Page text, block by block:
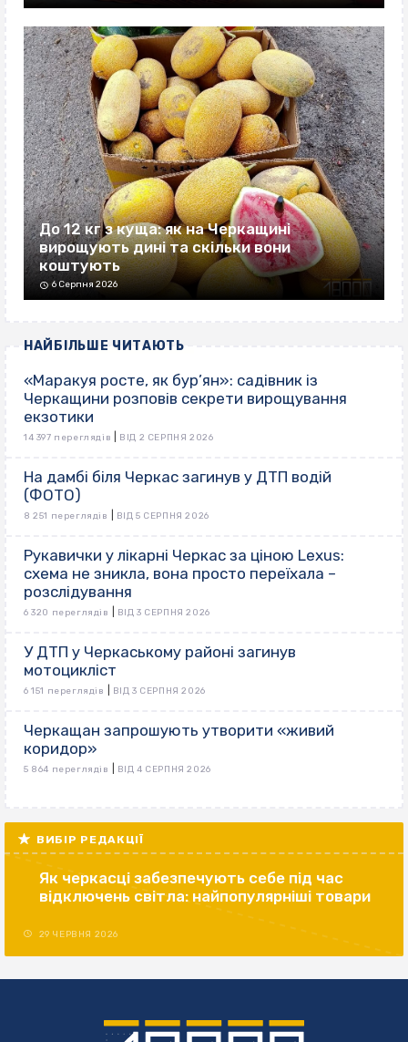
До 12 кг з куща: як на Черкащині
вирощують дині та скільки вони
коштують
6 Серпня 2026
НАЙБІЛЬШЕ ЧИТАЮТЬ
«Маракуя росте, як бур’ян»: садівник із
Черкащини розповів секрети вирощування
екзотики
14 397 переглядів ВІД 2 СЕРПНЯ 2026
На дамбі біля Черкас загинув у ДТП водій
(ФОТО)
8 251 переглядів ВІД 5 СЕРПНЯ 2026
Рукавички у лікарні Черкас за ціною Lexus:
схема не зникла, вона просто переїхала –
розслідування
6 320 переглядів ВІД 3 СЕРПНЯ 2026
У ДТП у Черкаському районі загинув
мотоцикліст
6 151 переглядів ВІД 3 СЕРПНЯ 2026
Черкащан запрошують утворити «живий
коридор»
5 864 переглядів ВІД 4 СЕРПНЯ 2026
ВИБІР РЕДАКЦІЇ
Як черкасці забезпечують себе під час
відключень світла: найпопулярніші товари
29 ЧЕРВНЯ 2026